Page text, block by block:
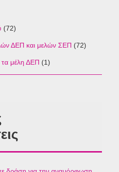
(72)
ΔΕΠ και μελών ΣΕΠ (72)
τα μέλη ΔΕΠ (1)